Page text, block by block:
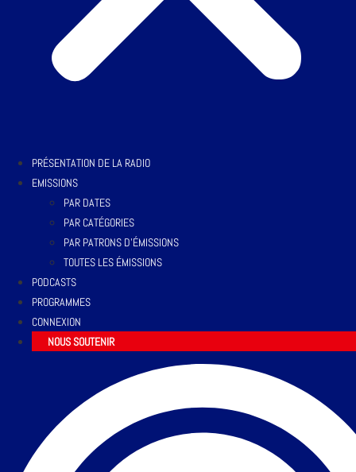
PRÉSENTATION DE LA RADIO
EMISSIONS
PAR DATES
PAR CATÉGORIES
PAR PATRONS D’ÉMISSIONS
TOUTES LES ÉMISSIONS
PODCASTS
PROGRAMMES
CONNEXION
NOUS SOUTENIR